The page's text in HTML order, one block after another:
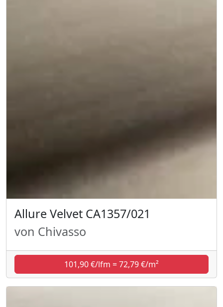
Allure Velvet CA1357/021
von Chivasso
101,90 €/lfm = 72,79 €/m²